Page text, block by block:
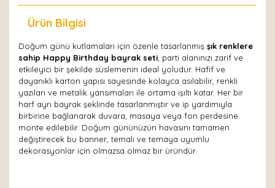
Ürün Bilgisi
Doğum günü kutlamaları için özenle tasarlanmış şık renklere
sahip Happy Birthday bayrak seti , parti alanınızı zarif ve
etkileyici bir şekilde süslemenin ideal yoludur. Hafif ve
dayanıklı karton yapısı sayesinde kolayca asılabilir, renkli
yazıları ve metalik yansımaları ile ortama ışıltı katar. Her bir
harf ayrı bayrak şeklinde tasarlanmıştır ve ip yardımıyla
birbirine bağlanarak duvara, masaya veya fon perdesine
monte edilebilir. Doğum gününüzün havasını tamamen
değiştirecek bu banner, temalı ve temaya uyumlu
dekorasyonlar için olmazsa olmaz bir üründür.